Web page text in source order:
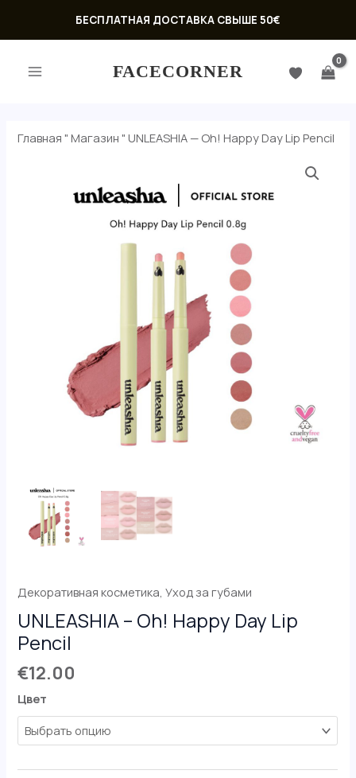
БЕСПЛАТНАЯ ДОСТАВКА СВЫШЕ 50€
МЕНЮ
FACECORNER
Главная "Магазин "UNLEASHIA — Oh! Happy Day Lip Pencil
Декоративная косметика,Уход за губами
UNLEASHIA – Oh! Happy Day Lip
Pencil
€12.00
Цвет
UNLEASHIA